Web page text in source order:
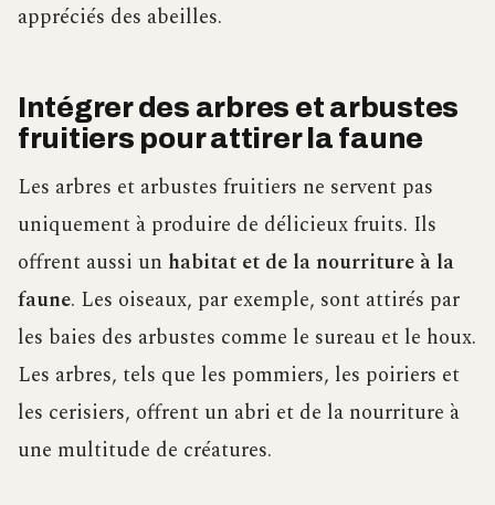
appréciés des abeilles.
Intégrer des arbres et arbustes
fruitiers pour attirer la faune
Les arbres et arbustes fruitiers ne servent pas
uniquement à produire de délicieux fruits. Ils
offrent aussi un habitat et de la nourriture à la
faune. Les oiseaux, par exemple, sont attirés par
les baies des arbustes comme le sureau et le houx.
Les arbres, tels que les pommiers, les poiriers et
les cerisiers, offrent un abri et de la nourriture à
une multitude de créatures.